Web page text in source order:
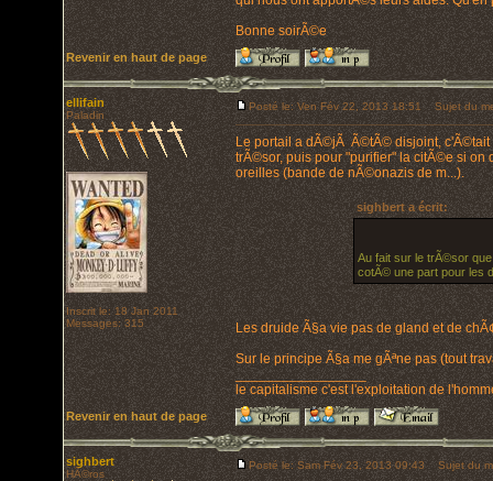
Bonne soirÃ©e
Revenir en haut de page
ellifain
Paladin
Inscrit le: 18 Jan 2011
Messages: 315
Posté le: Ven Fév 22, 2013 18:51 Sujet du
Le portail a dÃ©jÃ Ã©tÃ© disjoint, c'Ã©tait
trÃ©sor, puis pour "purifier" la citÃ©e si
oreilles (bande de nÃ©onazis de m...).
sighbert a écrit:
Au fait sur le trÃ©sor
cotÃ© une part pour les
Les druide Ã§a vie pas de gland et de
Sur le principe Ã§a me gÃªne pas (tout
_________________
le capitalisme c'est l'exploitation de
Revenir en haut de page
sighbert
HÃ©ros
Posté le: Sam Fév 23, 2013 09:43 Sujet du